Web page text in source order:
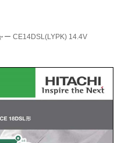
ー CE14DSL(LYPK) 14.4V